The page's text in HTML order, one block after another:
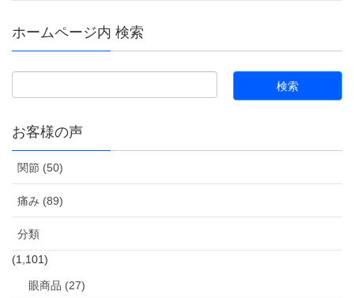
ホームページ内 検索
お客様の声
関節 (50)
痛み (89)
分類
(1,101)
眼商品 (27)